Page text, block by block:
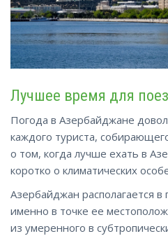
Лучшее время для
Погода в Азербайджане
каждого туриста,
о том, когда лучше ехать в
коротко о климатических
Азербайджан располагается
именно в точке ее
из умеренного в